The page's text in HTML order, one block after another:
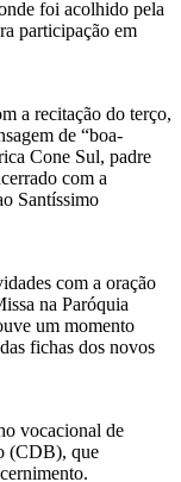
foi acolhido pela
participação em
a recitação do terço,
de “boa-
Cone Sul, padre
com a
Santíssimo
com a oração
na Paróquia
um momento
fichas dos novos
vocacional de
(CDB), que